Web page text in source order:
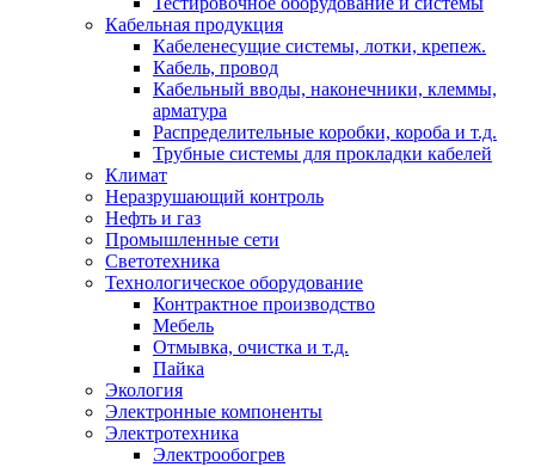
Кабельная продукция
Кабеленесущие системы, лотки, крепеж.
Кабель, провод
Кабельный вводы, наконечники, клеммы,
арматура
Распределительные коробки, короба и т.д.
Трубные системы для прокладки кабелей
Климат
Неразрушающий контроль
Нефть и газ
Промышленные сети
Светотехника
Технологическое оборудование
Контрактное производство
Мебель
Отмывка, очистка и т.д.
Пайка
Экология
Электронные компоненты
Электротехника
Электрообогрев